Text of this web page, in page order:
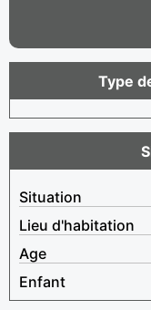
Type
Situation
Lieu d'habitation
Age
Enfant